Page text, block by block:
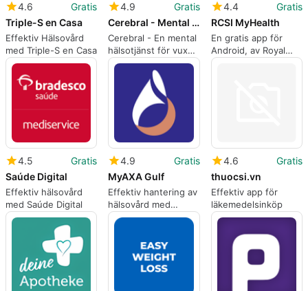
4.6
Gratis
Triple-S en Casa
Effektiv Hälsovård
med Triple-S en Casa
4.9
Gratis
Cerebral - Mental Health
Cerebral - En mental
hälsotjänst för vuxna
med psykiska
problem och
inlärningssvårigheter
4.4
Gratis
RCSI MyHealth
En gratis app för
Android, av Royal
College of Surgeons
4.5
Gratis
Saúde Digital
Effektiv hälsovård
med Saúde Digital
4.9
Gratis
MyAXA Gulf
Effektiv hantering av
hälsovård med
MyAXA Gulf
4.6
Gratis
thuocsi.vn
Effektiv app för
läkemedelsinköp